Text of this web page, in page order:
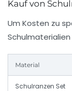
Kauf von
Um Kosten zu
Material
Schulranzen Set